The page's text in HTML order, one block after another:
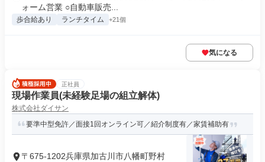
ォーム営業 ○自動車販売...
歩合給あり ランチタイム +21個
気になる
正社員
現場作業員(未経験足場の組立解体)
株式会社ダイサン
要準中型免許／面接1回オンライン可／紹介制度有／家賃補助有
〒675-1202兵庫県加古川市八幡町野村